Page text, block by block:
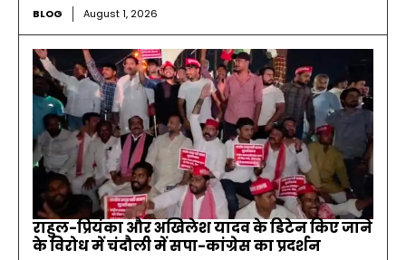
BLOG August 1, 2026
राहुल-प्रियंका और अखिलेश यादव के डिटेन किए जाने
के विरोध में चंदौली में सपा-कांग्रेस का प्रदर्शन